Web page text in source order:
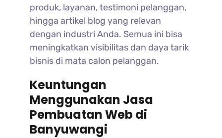
produk, layanan, testimoni pelanggan,
hingga artikel blog yang relevan
dengan industri Anda. Semua ini bisa
meningkatkan visibilitas dan daya tarik
bisnis di mata calon pelanggan.
Keuntungan
Menggunakan Jasa
Pembuatan Web di
Banyuwangi